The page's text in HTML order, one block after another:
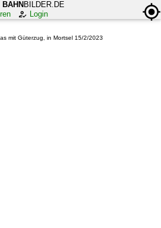
BAHN BILDER.DE
Login
mit Güterzug, in Mortsel 15/2/2023